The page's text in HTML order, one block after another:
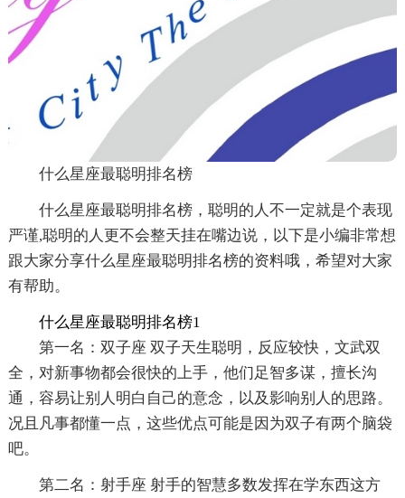
什么星座最聪明排名榜
什么星座最聪明排名榜，聪明的人不一定就是个表现
严谨,聪明的人更不会整天挂在嘴边说，以下是小编非常想
跟大家分享什么星座最聪明排名榜的资料哦，希望对大家
有帮助。
什么星座最聪明排名榜1
第一名：双子座 双子天生聪明，反应较快，文武双
全，对新事物都会很快的上手，他们足智多谋，擅长沟
通，容易让别人明白自己的意念，以及影响别人的思路。
况且凡事都懂一点，这些优点可能是因为双子有两个脑袋
吧。
第二名：射手座 射手的智慧多数发挥在学东西这方